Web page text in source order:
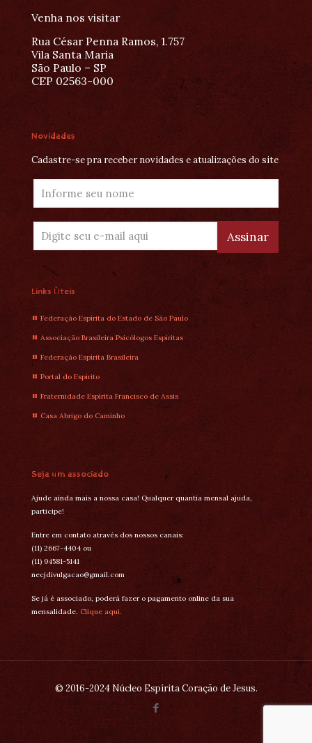
Venha nos visitar
Rua César Penna Ramos, 1.757
Vila Santa Maria
São Paulo – SP
CEP 02563-000
Novidades
Cadastre-se pra receber novidades e atualizações do site
Links Úteis
Federação Espírita do Estado de São Paulo
Associação Brasileira Psicólogos Espíritas
Federação Espírita Brasileira
Portal do Espírito
Fraternidade Espírita Francisco de Assis
Casa Abrigo do Caminho
Seja um associado
Ajude ainda mais a nossa casa! Qualquer quantia mensal ajuda,
participe!
Entre em contato através dos nossos canais:
(11) 2667-4404 ou
(11) 94581-5141
necjdivulgacao@gmail.com
Se já é associado, poderá fazer o pagamento online da sua
mensalidade. Clique aqui.
© 2016-2024 Núcleo Espírita Coração de Jesus.